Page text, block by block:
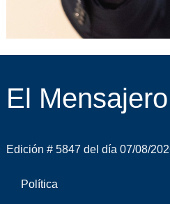
El
Edición # 5847 del día 07/08/
Política